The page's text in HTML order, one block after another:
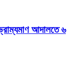
আদালতে ৬